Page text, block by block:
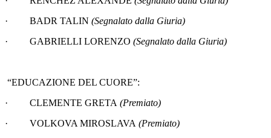
· BADR TALIN (Segnalato dalla Giuria)
· GABRIELLI LORENZO (Segnalato dalla Giuria)
“EDUCAZIONE DEL CUORE”:
· CLEMENTE GRETA (Premiato)
· VOLKOVA MIROSLAVA (Premiato)